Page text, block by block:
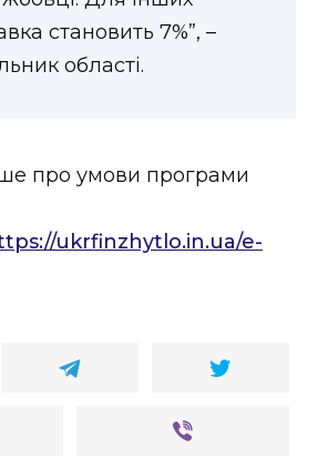
становить 7%”, –
області.
про умови програми
ukrfinzhytlo.in.ua/e-